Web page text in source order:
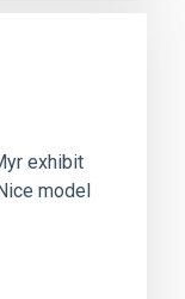
exhibit
model